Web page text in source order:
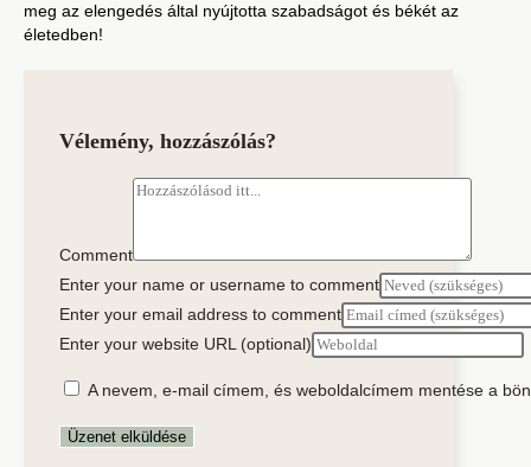
meg az elengedés által nyújtotta szabadságot és békét az
életedben!
Vélemény, hozzászólás?
Comment
Enter your name or username to comment
Enter your email address to comment
Enter your website URL (optional)
A nevem, e-mail címem, és weboldalcímem mentése a